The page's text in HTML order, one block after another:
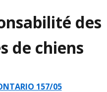
des
de chiens
157/05